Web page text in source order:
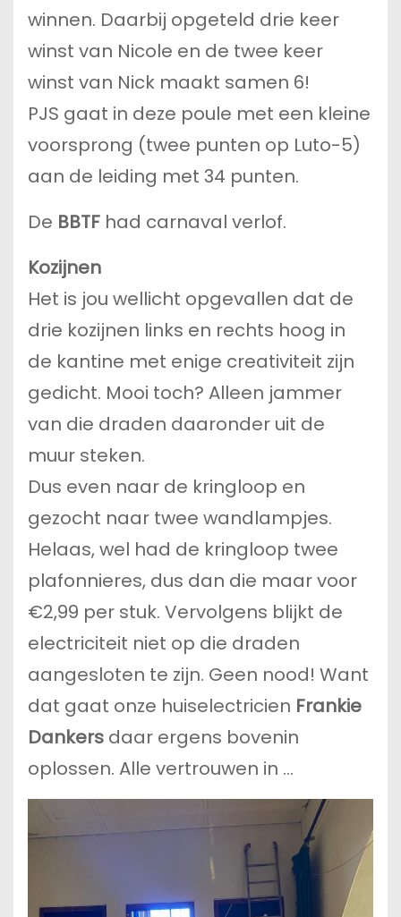
winnen. Daarbij opgeteld drie keer
winst van Nicole en de twee keer
winst van Nick maakt samen 6!
PJS gaat in deze poule met een kleine
voorsprong (twee punten op Luto-5)
aan de leiding met 34 punten.
De BBTF had carnaval verlof.
Kozijnen
Het is jou wellicht opgevallen dat de
drie kozijnen links en rechts hoog in
de kantine met enige creativiteit zijn
gedicht. Mooi toch? Alleen jammer
van die draden daaronder uit de
muur steken.
Dus even naar de kringloop en
gezocht naar twee wandlampjes.
Helaas, wel had de kringloop twee
plafonnieres, dus dan die maar voor
€2,99 per stuk. Vervolgens blijkt de
electriciteit niet op die draden
aangesloten te zijn. Geen nood! Want
dat gaat onze huiselectricien Frankie
Dankers daar ergens bovenin
oplossen. Alle vertrouwen in …